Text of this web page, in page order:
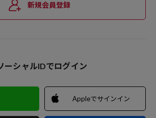
新規会員登録
ーシャルIDでログイン
Appleでサインイン